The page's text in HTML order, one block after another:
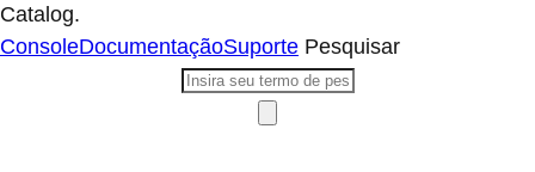
Catalog.
ConsoleDocumentaçãoSuporte Pesquisar